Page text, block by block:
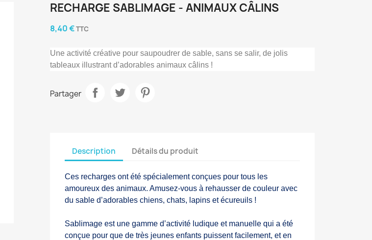
RECHARGE SABLIMAGE - ANIMAUX CÂLINS
8,40 €TTC
Une activité créative pour saupoudrer de sable, sans se salir, de jolis
tableaux illustrant d’adorables animaux câlins !
Partager
Description Détails du produit
Ces recharges ont été spécialement conçues pour tous les
amoureux des animaux. Amusez-vous à rehausser de couleur avec
du sable d’adorables chiens, chats, lapins et écureuils !
Sablimage est une gamme d’activité ludique et manuelle qui a été
conçue pour que de très jeunes enfants puissent facilement, et en